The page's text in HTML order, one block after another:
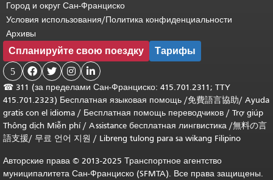
Город и округ Сан-Франциско
Условия использования/Политика конфиденциальности
Архивы
Спланируйте свою поездку Тарифы
5    
☎ 311 (за пределами Сан-Франциско: 415.701.2311; TTY
415.701.2323) Бесплатная языковая помощь /免費語言協助/ Ayuda
gratis con el idioma / Бесплатная помощь переводчиков / Trợ giúp
Thông dịch Miễn phí/ Assistance бесплатная лингвистика /無料の言
語支援/ 무료 언어 지원 / Libreng tulong para sa wikang Filipino
Авторские права © 2013-2025 Транспортное агентство
муниципалитета Сан-Франциско (SFMTA). Все права защищены.